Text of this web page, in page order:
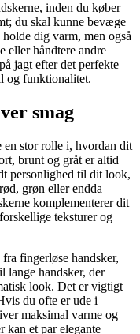
inden du køber
du skal kunne bevæge
dig varm, men også
eller håndtere andre
jagt efter det perfekte
og funktionalitet.
smag
en stor rolle i, hvordan dit
brunt og gråt er altid
personlighed til dit look,
grøn eller endda
komplementerer dit
teksturer og
fingerløse handsker,
lange handsker, der
look. Det er vigtigt
du ofte er ude i
maksimal varme og
kan et par elegante